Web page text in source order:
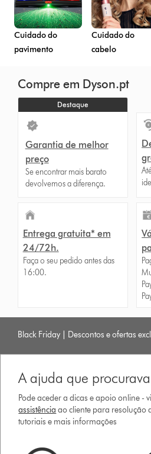
Cuidado do
pavimento
Cuidado do
cabelo
Compre em Dyson.pt
Destaque
Garantia de melhor
preço
Se encontrar mais barato
devolvemos a diferença.
Entrega gratuita* em
24/72h.
Faça o seu pedido antes das
16:00.
Black Friday | Descontos e ofertas
A ajuda que procurava
Pode aceder a dicas e apoio online -
assistência ao cliente para resolução
tutoriais e mais informações